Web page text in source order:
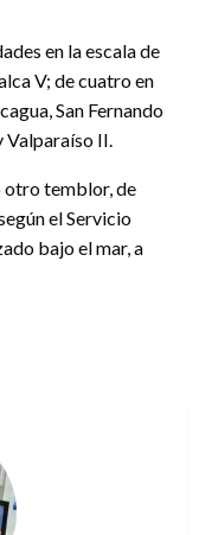
en la escala de
V; de cuatro en
San Fernando
Valparaíso II.
otro temblor, de
el Servicio
bajo el mar, a